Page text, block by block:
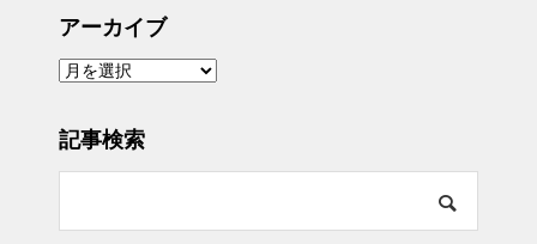
アーカイブ
ア
ー
ブ
記事検索